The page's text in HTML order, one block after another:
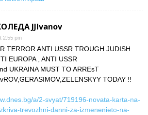
JJIvanov
2:55 pm
TERROR ANTI USSR TROUGH JUDISH
EUROPA , ANTI USSR
UKRAINA MUST TO ARREsT
TODAY !!
a/2-svyat/719196-novata-karta-na-
trevozhni-danni-za-izmenenieto-na-